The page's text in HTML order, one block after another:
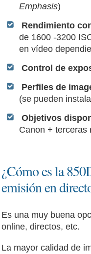
Emphasis)
Rendimiento
de 1600 -3200
en vídeo
Control de
Perfiles de
(se pueden
Objetivos
Canon + terceras
¿Cómo es la
emisión en
Es una muy buena
online, directos, etc.
La mayor calidad de